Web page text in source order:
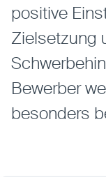
positive
Zielsetzung
Bewerber
besonders